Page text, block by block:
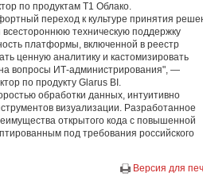
по продуктам Т1 Облако.
переход к культуре принятия
техническую поддержку
платформы, включенной в реестр
ценную аналитику и кастомизировать
вопросы ИТ-администрирования", —
по продукту Glarus BI.
обработки данных, интуитивно
визуализации. Разработанное
открытого кода с повышенной
под требования российского
Версия для